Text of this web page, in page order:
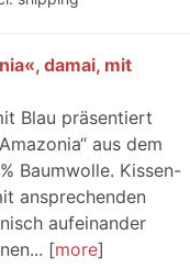
damai, mit
Blau präsentiert
aus dem
Baumwolle. Kissen-
ansprechenden
aufeinander
more